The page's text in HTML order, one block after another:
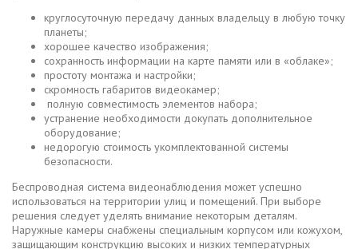
круглосуточную передачу данных владельцу в любую точку
планеты;
хорошее качество изображения;
сохранность информации на карте памяти или в «облаке»;
простоту монтажа и настройки;
скромность габаритов видеокамер;
полную совместимость элементов набора;
устранение необходимости докупать дополнительное
оборудование;
недорогую стоимость укомплектованной системы
безопасности.
Беспроводная система видеонаблюдения может успешно
использоваться на территории улиц и помещений. При выборе
решения следует уделять внимание некоторым деталям.
Наружные камеры снабжены специальным корпусом или кожухом,
защищающим конструкцию высоких и низких температурных